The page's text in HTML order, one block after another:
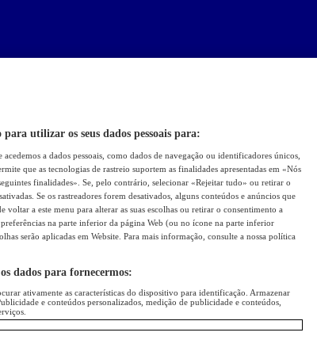
utilizar os seus dados pessoais para:
acedemos a dados pessoais, como dados de navegação ou identificadores únicos,
que as tecnologias de rastreio suportem as finalidades apresentadas em «Nós
finalidades». Se, pelo contrário, selecionar «Rejeitar tudo» ou retirar o
Se os rastreadores forem desativados, alguns conteúdos e anúncios que
voltar a este menu para alterar as suas escolhas ou retirar o consentimento a
na parte inferior da página Web (ou no ícone na parte inferior
serão aplicadas em Website. Para mais informação, consulte a nossa política
dados para fornecermos:
ativamente as características do dispositivo para identificação. Armazenar
e conteúdos personalizados, medição de publicidade e conteúdos,